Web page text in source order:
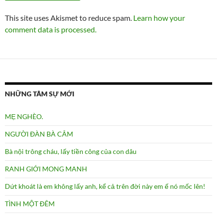
This site uses Akismet to reduce spam. Learn how your
comment data is processed.
NHỮNG TÂM SỰ MỚI
MẸ NGHÈO.
NGƯỜI ĐÀN BÀ CÂM
Bà nội trông cháu, lấy tiền công của con dâu
RANH GIỚI MONG MANH
Dứt khoát là em không lấy anh, kể cả trên đời này em ế nó mốc lên!
TÌNH MỘT ĐÊM